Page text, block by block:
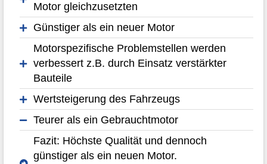
Motor gleichzusetzten
Günstiger als ein neuer Motor
Motorspezifische Problemstellen werden
verbessert z.B. durch Einsatz verstärkter
Bauteile
Wertsteigerung des Fahrzeugs
Teurer als ein Gebrauchtmotor
Fazit: Höchste Qualität und dennoch
günstiger als ein neuen Motor.